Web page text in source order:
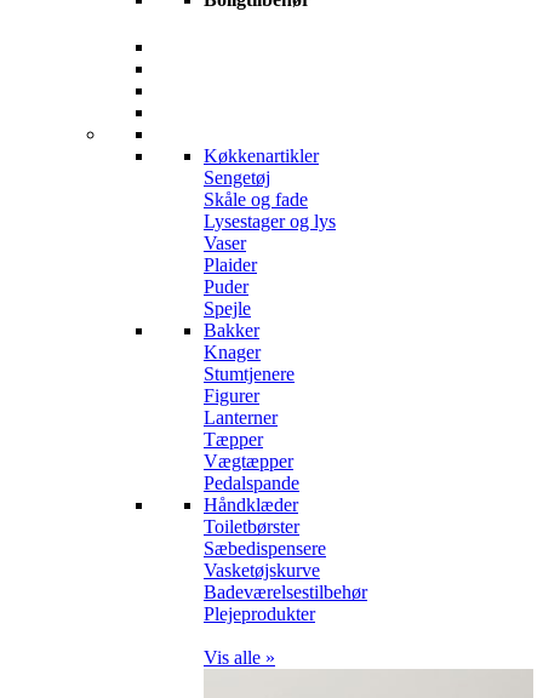
Køkkenartikler
Sengetøj
Skåle og fade
Lysestager og lys
Vaser
Plaider
Puder
Spejle
Bakker
Knager
Stumtjenere
Figurer
Lanterner
Tæpper
Vægtæpper
Pedalspande
Håndklæder
Toiletbørster
Sæbedispensere
Vasketøjskurve
Badeværelsestilbehør
Plejeprodukter
Vis alle »